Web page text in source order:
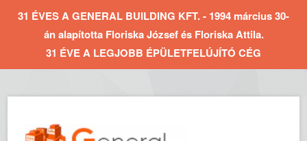
31 ÉVES A GENERAL BUILDING KFT. - 1994 március 30-
án alapította Floriska József és Floriska Attila.
31 ÉVE A LEGJOBB ÉPÜLETFELÚJÍTÓ CÉG